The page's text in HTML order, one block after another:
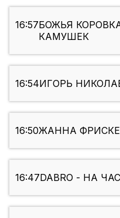
16:57БОЖЬЯ
КАМУШЕК
16:54ИГОРЬ
16:50ЖАННА ФРИСКЕ
16:47DABRO - НА